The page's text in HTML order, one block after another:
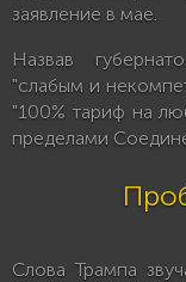
заявление в мае.
Назвав
"слабым и
"100% тариф на
пределами
Слова Трампа